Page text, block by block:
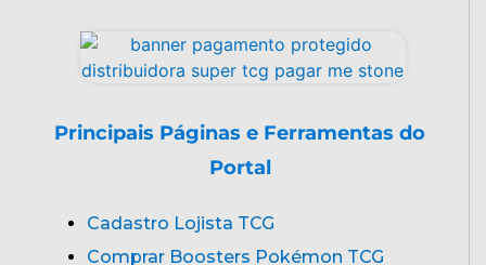
Principais Páginas e Ferramentas do
Portal
Cadastro Lojista TCG
Comprar Boosters Pokémon TCG